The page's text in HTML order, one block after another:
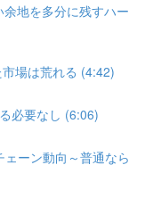
地を多分に残すハー
場は荒れる (4:42)
必要なし (6:06)
ーン動向～普通なら